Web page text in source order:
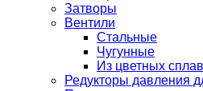
Затворы
Вентили
Стальные
Чугунные
Из цветных
Редукторы давления